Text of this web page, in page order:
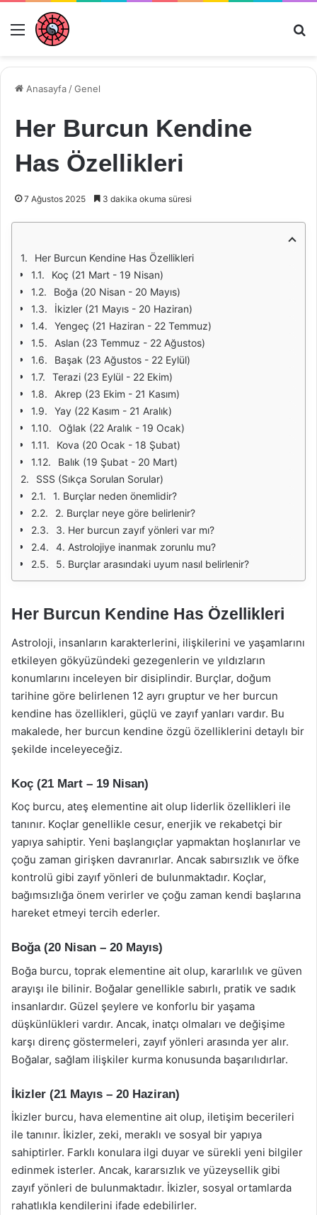
Menü
Anasayfa /Genel
Her Burcun Kendine
Has Özellikleri
7 Ağustos 2025 3 dakika okuma süresi
Her Burcun Kendine Has Özellikleri
Koç (21 Mart - 19 Nisan)
Boğa (20 Nisan - 20 Mayıs)
İkizler (21 Mayıs - 20 Haziran)
Yengeç (21 Haziran - 22 Temmuz)
Aslan (23 Temmuz - 22 Ağustos)
Başak (23 Ağustos - 22 Eylül)
Terazi (23 Eylül - 22 Ekim)
Akrep (23 Ekim - 21 Kasım)
Yay (22 Kasım - 21 Aralık)
Oğlak (22 Aralık - 19 Ocak)
Kova (20 Ocak - 18 Şubat)
Balık (19 Şubat - 20 Mart)
SSS (Sıkça Sorulan Sorular)
1. Burçlar neden önemlidir?
2. Burçlar neye göre belirlenir?
3. Her burcun zayıf yönleri var mı?
4. Astrolojiye inanmak zorunlu mu?
5. Burçlar arasındaki uyum nasıl belirlenir?
Her Burcun Kendine Has Özellikleri
Astroloji, insanların karakterlerini, ilişkilerini ve yaşamlarını
etkileyen gökyüzündeki gezegenlerin ve yıldızların
konumlarını inceleyen bir disiplindir. Burçlar, doğum
tarihine göre belirlenen 12 ayrı gruptur ve her burcun
kendine has özellikleri, güçlü ve zayıf yanları vardır. Bu
makalede, her burcun kendine özgü özelliklerini detaylı bir
şekilde inceleyeceğiz.
Koç (21 Mart – 19 Nisan)
Koç burcu, ateş elementine ait olup liderlik özellikleri ile
tanınır. Koçlar genellikle cesur, enerjik ve rekabetçi bir
yapıya sahiptir. Yeni başlangıçlar yapmaktan hoşlanırlar ve
çoğu zaman girişken davranırlar. Ancak sabırsızlık ve öfke
kontrolü gibi zayıf yönleri de bulunmaktadır. Koçlar,
bağımsızlığa önem verirler ve çoğu zaman kendi başlarına
hareket etmeyi tercih ederler.
Boğa (20 Nisan – 20 Mayıs)
Boğa burcu, toprak elementine ait olup, kararlılık ve güven
arayışı ile bilinir. Boğalar genellikle sabırlı, pratik ve sadık
insanlardır. Güzel şeylere ve konforlu bir yaşama
düşkünlükleri vardır. Ancak, inatçı olmaları ve değişime
karşı direnç göstermeleri, zayıf yönleri arasında yer alır.
Boğalar, sağlam ilişkiler kurma konusunda başarılıdırlar.
İkizler (21 Mayıs – 20 Haziran)
İkizler burcu, hava elementine ait olup, iletişim becerileri
ile tanınır. İkizler, zeki, meraklı ve sosyal bir yapıya
sahiptirler. Farklı konulara ilgi duyar ve sürekli yeni bilgiler
edinmek isterler. Ancak, kararsızlık ve yüzeysellik gibi
zayıf yönleri de bulunmaktadır. İkizler, sosyal ortamlarda
rahatlıkla kendilerini ifade edebilirler.